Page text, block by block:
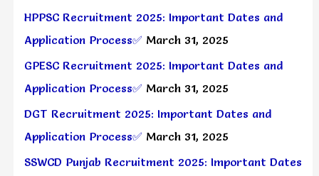
HPPSC Recruitment 2025: Important Dates and
Application Process✅ March 31, 2025
GPESC Recruitment 2025: Important Dates and
Application Process✅ March 31, 2025
DGT Recruitment 2025: Important Dates and
Application Process✅ March 31, 2025
SSWCD Punjab Recruitment 2025: Important Dates